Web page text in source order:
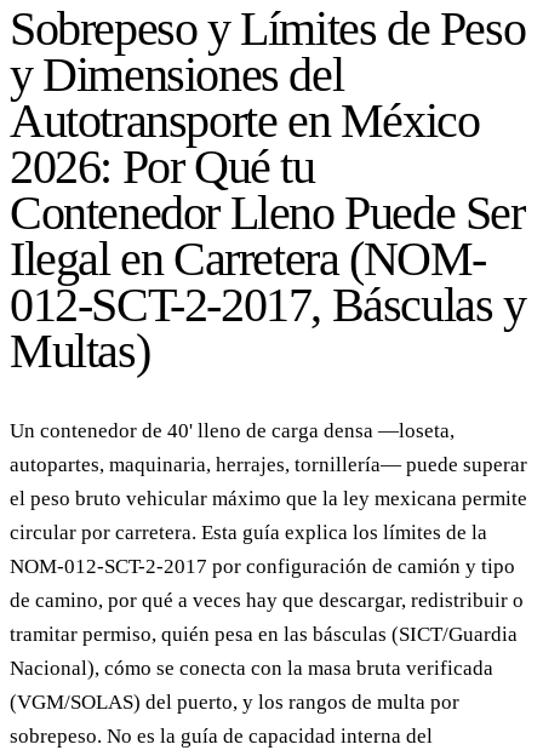
Sobrepeso y Límites de Peso
y Dimensiones del
Autotransporte en México
2026: Por Qué tu
Contenedor Lleno Puede Ser
Ilegal en Carretera (NOM-
012-SCT-2-2017, Básculas y
Multas)
Un contenedor de 40' lleno de carga densa —loseta,
autopartes, maquinaria, herrajes, tornillería— puede superar
el peso bruto vehicular máximo que la ley mexicana permite
circular por carretera. Esta guía explica los límites de la
NOM-012-SCT-2-2017 por configuración de camión y tipo
de camino, por qué a veces hay que descargar, redistribuir o
tramitar permiso, quién pesa en las básculas (SICT/Guardia
Nacional), cómo se conecta con la masa bruta verificada
(VGM/SOLAS) del puerto, y los rangos de multa por
sobrepeso. No es la guía de capacidad interna del